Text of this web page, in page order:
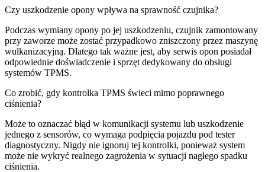
Czy uszkodzenie opony wpływa na sprawność czujnika?
Podczas wymiany opony po jej uszkodzeniu, czujnik zamontowany
przy zaworze może zostać przypadkowo zniszczony przez maszynę
wulkanizacyjną. Dlatego tak ważne jest, aby serwis opon posiadał
odpowiednie doświadczenie i sprzęt dedykowany do obsługi
systemów TPMS.
Co zrobić, gdy kontrolka TPMS świeci mimo poprawnego
ciśnienia?
Może to oznaczać błąd w komunikacji systemu lub uszkodzenie
jednego z sensorów, co wymaga podpięcia pojazdu pod tester
diagnostyczny. Nigdy nie ignoruj tej kontrolki, ponieważ system
może nie wykryć realnego zagrożenia w sytuacji nagłego spadku
ciśnienia.